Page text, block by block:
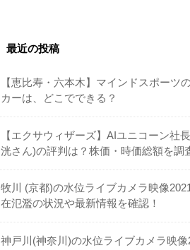
最近の投稿
【恵比寿・六本木】マインドスポーツ
カーは、どこでできる？
【エクサウィザーズ】AIユニコーン社
洸さん)の評判は？株価・時価総額を調
牧川 (京都)の水位ライブカメラ映像
在氾濫の状況や最新情報を確認！
神戸川(神奈川)の水位ライブカメラ映像